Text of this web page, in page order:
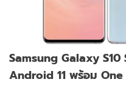
Samsung Galaxy S10
Android 11 พร้อม One